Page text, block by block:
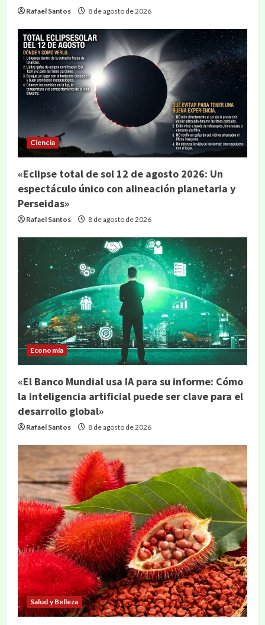
Rafael Santos 8 de agosto de 2026
Ciencia
«Eclipse total de sol 12 de agosto 2026: Un
espectáculo único con alineación planetaria y
Perseidas»
Rafael Santos 8 de agosto de 2026
Economía
«El Banco Mundial usa IA para su informe: Cómo
la inteligencia artificial puede ser clave para el
desarrollo global»
Rafael Santos 8 de agosto de 2026
Salud y Belleza